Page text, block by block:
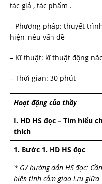
tác giả , tác phẩm .
– Phương pháp: thuyết
hiện, nêu vấn đề
– Kĩ thuật: kĩ thuật động
– Thời gian: 30 phút
Hoạt động của thầy
I. HD HS đọc – Tìm hiểu
thích
1. Bước 1. HD HS đọc
* GV hướng dẫn HS đọc:
hiện tình cảm giao lưu giữa